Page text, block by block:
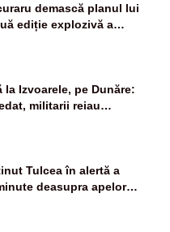
demască planul lui
ediție explozivă a
Zilei” la Realitatea PLUS
la Izvoarele, pe Dunăre:
militarii reiau
VIDEO
Tulcea în alertă a
deasupra apelor
ridicate două F-16